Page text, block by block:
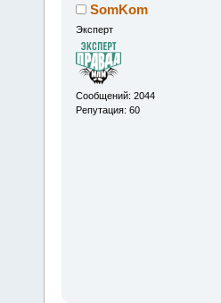
SomKom
Эксперт
Сообщений: 2044
Репутация: 60